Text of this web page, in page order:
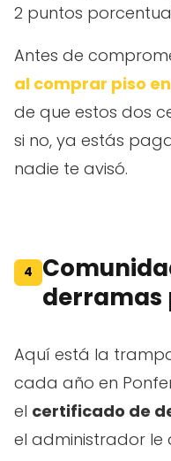
2 puntos
Antes de
al comprar piso
de que estos dos
si no, ya estás
nadie te avisó.
4
derramas
Aquí está la
cada año en
el certificado de
el administrador le